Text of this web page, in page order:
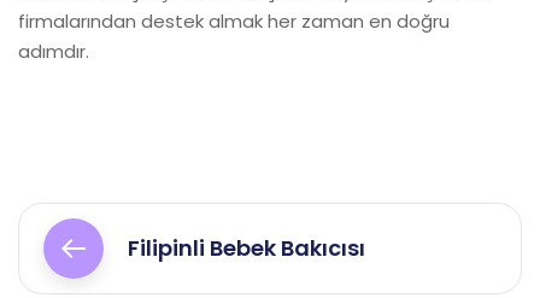
firmalarından destek almak her zaman en doğru
adımdır.
Yazı
gezinmesiFilipinli Bebek Bakıcısı